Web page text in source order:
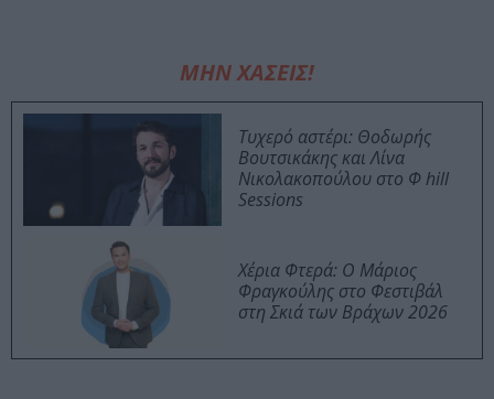
ΜΗΝ ΧΑΣΕΙΣ!
Τυχερό αστέρι: Θοδωρής
Βουτσικάκης και Λίνα
Νικολακοπούλου στο Φ hill
Sessions
Χέρια Φτερά: Ο Μάριος
Φραγκούλης στο Φεστιβάλ
στη Σκιά των Βράχων 2026